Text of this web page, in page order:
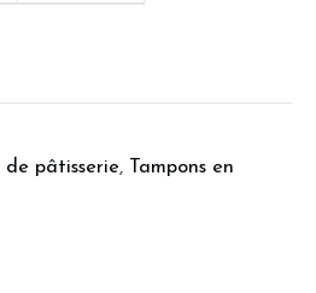
pâtisserie,
Tampons en